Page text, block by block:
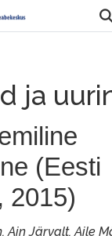
ja
(Eesti
2015)
Ain Järvalt, Aile